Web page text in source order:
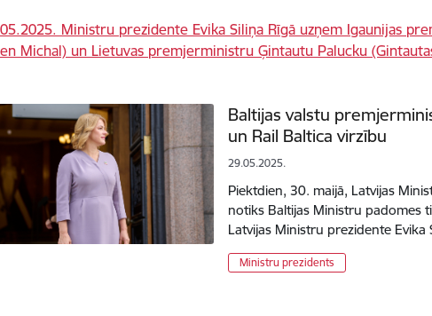
Baltijas valstu
un Rail Baltica virzību
29.05.2025.
Piektdien, 30. maijā, Latvijas
notiks Baltijas Ministru padomes
Latvijas Ministru prezidente
Ministru prezidents